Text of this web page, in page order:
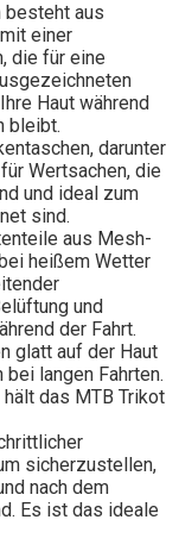
besteht aus
einer
die für eine
Haut während
bleibt.
darunter
Wertsachen, die
und ideal zum
sind.
aus Mesh-
heißem Wetter
und
der Fahrt.
glatt auf der Haut
langen Fahrten.
das MTB Trikot
sicherzustellen,
nach dem
Es ist das ideale